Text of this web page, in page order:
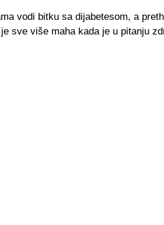
vodi bitku sa dijabetesom, a
sve više maha kada je u pitanju